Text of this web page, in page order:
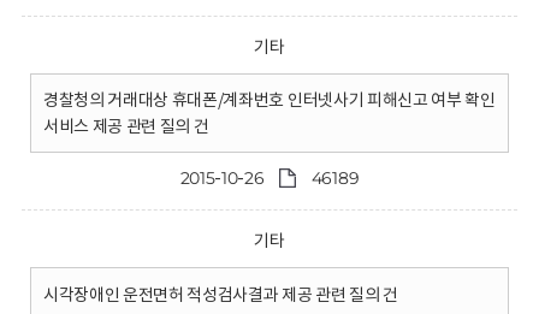
기타
경찰청의 거래대상 휴대폰/계좌번호 인터넷사기 피해신고 여부 확인
서비스 제공 관련 질의 건
2015-10-26 46189
기타
시각장애인 운전면허 적성검사결과 제공 관련 질의 건